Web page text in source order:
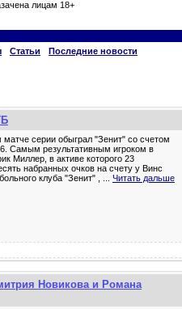
лицам 18+
Статьи Последние новости
серии обыграл "Зенит" со счетом
Самым результативным игроком в
Миллер, в активе которого 23
набранных очков на счету у Винс
клуба "Зенит" ,
Читать дальше
Новикова и Романа